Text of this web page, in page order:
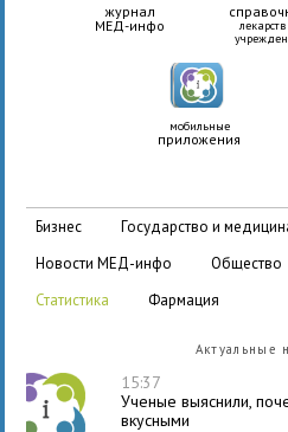
журнал
МЕД-инфо
мобильные
приложения
бизнес государство и
новости МЕД-инфо
общество
статистика
фармация
Актуальные
15:37
Ученые выяснили,
вкусными